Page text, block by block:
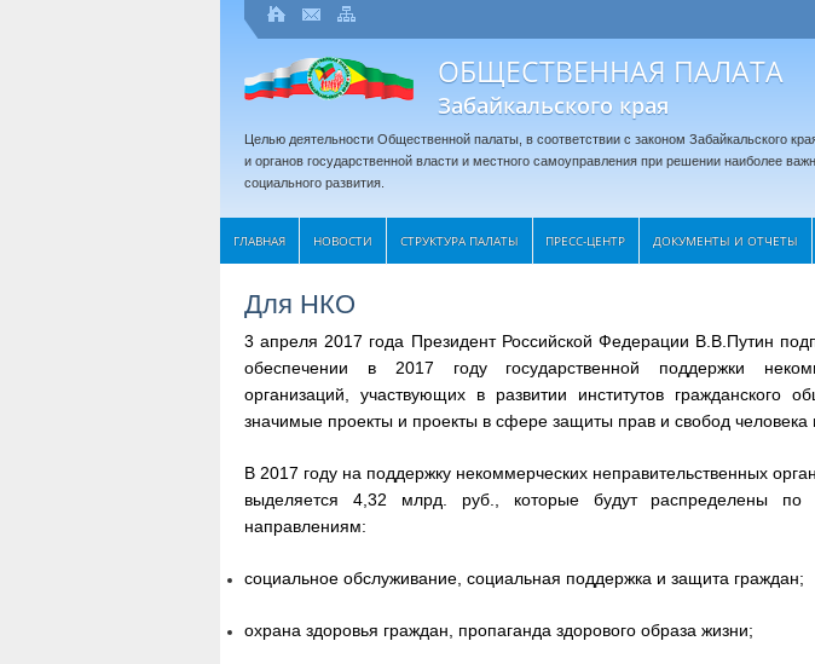
ОБЩЕСТВЕННАЯ ПАЛАТА
Забайкальского края
Целью деятельности Общественной палаты, в соответствии с законом Забайкальского
и органов государственной власти и местного самоуправления при решении наиболее
социального развития.
ГЛАВНАЯ НОВОСТИ СТРУКТУРА ПАЛАТЫ ПРЕСС-ЦЕНТР ДОКУМЕНТЫ И ОТЧЕТЫ
Для НКО
3 апреля 2017 года Президент Российской Федерации В.В.Путин
обеспечении в 2017 году государственной поддержки
организаций, участвующих в развитии институтов гражданского
значимые проекты и проекты в сфере защиты прав и свобод человека
В 2017 году на поддержку некоммерческих неправительственных
выделяется 4,32 млрд. руб., которые будут распределены по
направлениям:
социальное обслуживание, социальная поддержка и защита граждан;
охрана здоровья граждан, пропаганда здорового образа жизни;